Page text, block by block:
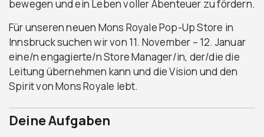
bewegen und ein Leben voller Abenteuer zu fördern.
Für unseren neuen Mons Royale Pop-Up Store in
Innsbruck suchen wir von 11. November – 12. Januar
eine/n engagierte/n Store Manager/in, der/die die
Leitung übernehmen kann und die Vision und den
Spirit von Mons Royale lebt.
Deine Aufgaben